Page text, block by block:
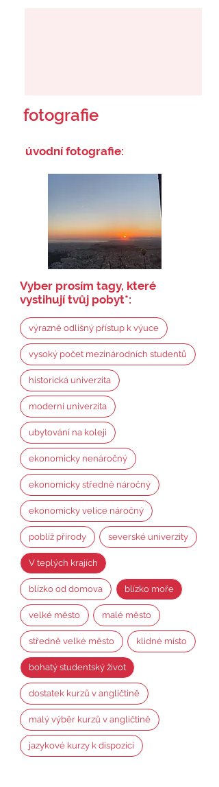
fotografie
úvodní fotografie:
Vyber prosím tagy, které
vystihují tvůj pobyt*:
výrazně odlišný přístup k výuce
vysoký počet mezinárodních studentů
historická univerzita
moderní univerzita
ubytování na koleji
ekonomicky nenáročný
ekonomicky středně náročný
ekonomicky velice náročný
poblíž přírody severské univerzity
V teplých krajích
blízko od domova blízko moře
velké město malé město
středně velké město klidné místo
bohatý studentský život
dostatek kurzů v angličtině
malý výběr kurzů v angličtině
jazykové kurzy k dispozici